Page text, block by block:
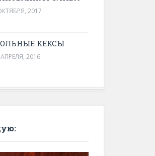
2017
КЕКСЫ
2016